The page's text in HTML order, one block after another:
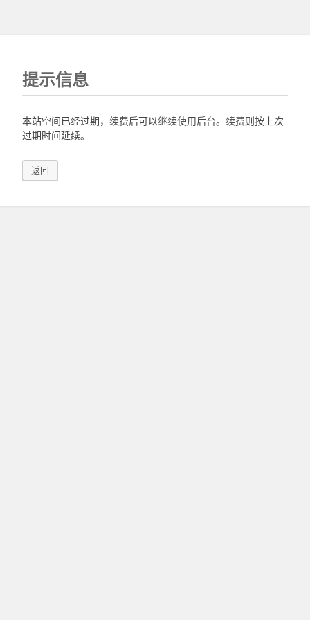
提示信息
本站空间已经过期，续费后可以继续使用后台。续费则按上次
过期时间延续。
返回